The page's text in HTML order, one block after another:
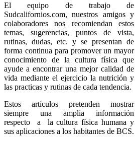
El equipo de trabajo de
Sudcalifornios.com, nuestros amigos y
colaboradores nos recomiendan estos
temas, sugerencias, puntos de vista,
rutinas, dudas, etc. y se presentan de
forma continua para promover un mayor
conocimiento de la cultura física que
ayude a encontrar una mejor calidad de
vida mediante el ejercicio la nutrición y
las practicas y rutinas de cada tendencia.
Estos artículos pretenden mostrar
siempre una amplia información
respecto a la cultura física humana y
sus aplicaciones a los habitantes de BCS.